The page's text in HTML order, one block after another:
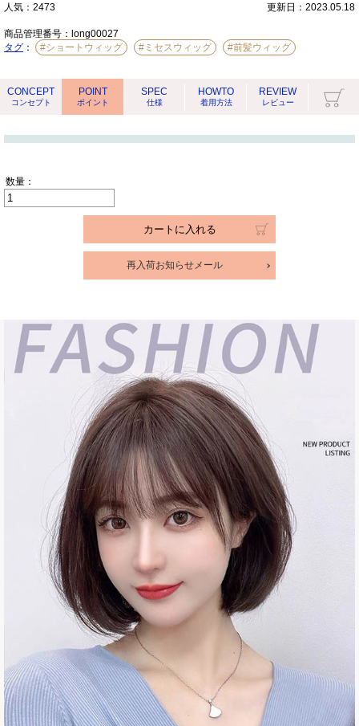
人気：2473 更新日：2023.05.18
商品管理番号： long00027
タグ ： #ショートウィッグ #ミセスウィッグ #前髪ウィッグ
CONCEPT
コンセプト
POINT
ポイント
SPEC
仕様
HOWTO
着用方法
REVIEW
レビュー
数量：